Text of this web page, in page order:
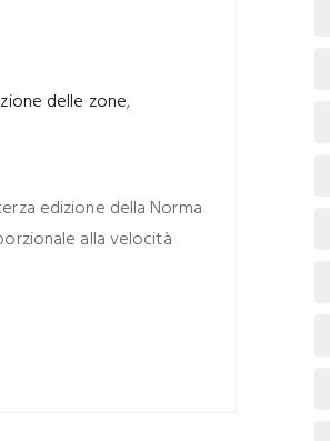
delle zone,
edizione della Norma
alla velocità